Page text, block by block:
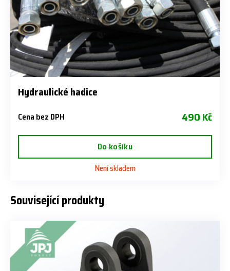
Hydraulické hadice
Cena bez DPH 490 Kč
Do košíku
Není skladem
Související produkty